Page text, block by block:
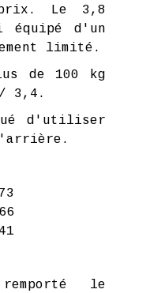
prix. Le 3,8
d'un
limité.
de 100 kg
3,4.
d'utiliser
le